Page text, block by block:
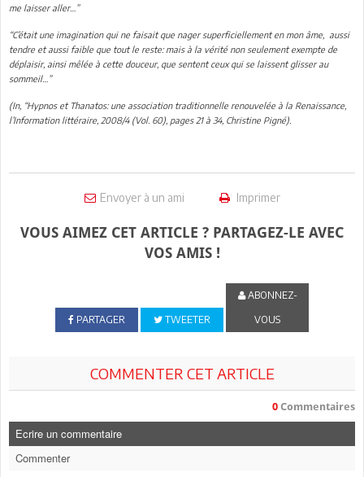
me laisser aller…”
“C’était une imagination qui ne faisait que nager superficiellement en mon âme, aussi
tendre et aussi faible que tout le reste: mais à la vérité non seulement exempte de
déplaisir, ainsi mêlée à cette douceur, que sentent ceux qui se laissent glisser au
sommeil…”
(In, “Hypnos et Thanatos: une association traditionnelle renouvelée à la Renaissance,
l’Information littéraire, 2008/4 (Vol. 60), pages 21 à 34, Christine Pigné).
Envoyer à un ami Imprimer
VOUS AIMEZ CET ARTICLE ? PARTAGEZ-LE AVEC
VOS AMIS !
PARTAGER TWEETER
ABONNEZ-
VOUS
COMMENTER CET ARTICLE
0 Commentaires
Ecrire un commentaire
Commenter